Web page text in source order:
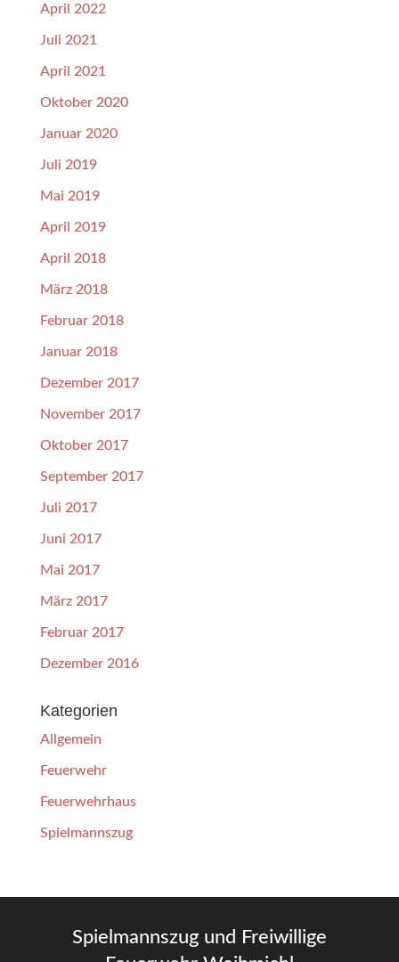
April 2022
Juli 2021
April 2021
Oktober 2020
Januar 2020
Juli 2019
Mai 2019
April 2019
April 2018
März 2018
Februar 2018
Januar 2018
Dezember 2017
November 2017
Oktober 2017
September 2017
Juli 2017
Juni 2017
Mai 2017
März 2017
Februar 2017
Dezember 2016
Kategorien
Allgemein
Feuerwehr
Feuerwehrhaus
Spielmannszug
Spielmannszug und Freiwillige